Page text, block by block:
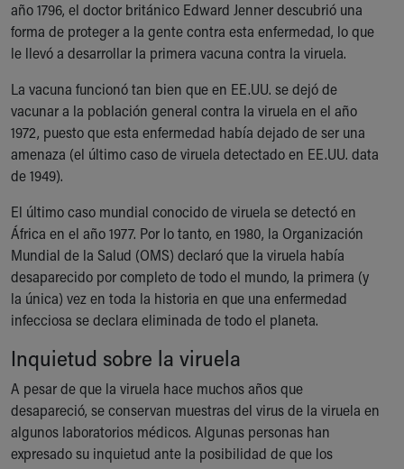
Ronald McDonald House Care Mobile
Health Centers
Symptom Checker
Price Estimates
Family Supports
Sports Health Services Provider for Akron Zips
New Parents
Find a Pediatrics Location
Find a Pediatrician
MyChart
Make an Appointment
Breastfeeding Medicine
Child Passenger Safety
Safe Sleep for Babies
About Akron Children's Pediatrics
Who We Are
Building a Brighter Future
Our Mission, Vision, Promise
Calendar of Events
año 1796, el doctor británico Edward Jenner descubrió una
forma de proteger a la gente contra esta enfermedad, lo que
le llevó a desarrollar la primera vacuna contra la viruela.
La vacuna funcionó tan bien que en EE.UU. se dejó de
vacunar a la población general contra la viruela en el año
1972, puesto que esta enfermedad había dejado de ser una
amenaza (el último caso de viruela detectado en EE.UU. data
de 1949).
El último caso mundial conocido de viruela se detectó en
África en el año 1977. Por lo tanto, en 1980, la Organización
Mundial de la Salud (OMS) declaró que la viruela había
desaparecido por completo de todo el mundo, la primera (y
la única) vez en toda la historia en que una enfermedad
infecciosa se declara eliminada de todo el planeta.
Inquietud sobre la viruela
A pesar de que la viruela hace muchos años que
desapareció, se conservan muestras del virus de la viruela en
algunos laboratorios médicos. Algunas personas han
expresado su inquietud ante la posibilidad de que los